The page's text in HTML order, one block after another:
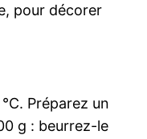
pour décorer
Préparez un
g : beurrez-le